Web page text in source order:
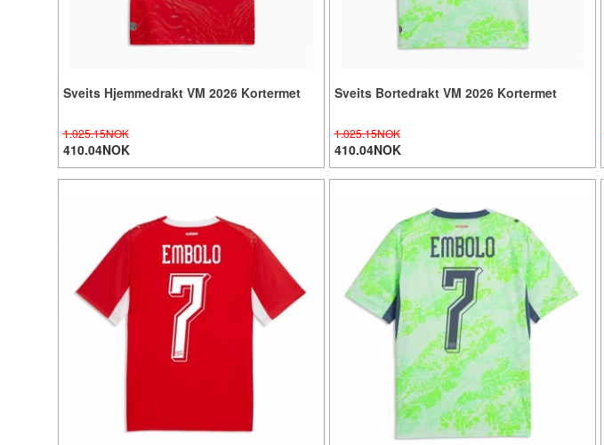
Sveits Hjemmedrakt VM 2026 Kortermet
1.025.15NOK
410.04NOK
Sveits Bortedrakt VM 2026 Kortermet
1.025.15NOK
410.04NOK